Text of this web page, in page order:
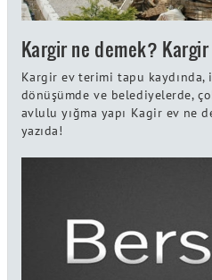
Kargir ne demek?
Kargir ev terimi tapu kaydında,
dönüşümde ve belediyelerde,
avlulu yığma yapı Kagir ev ne
yazıda!